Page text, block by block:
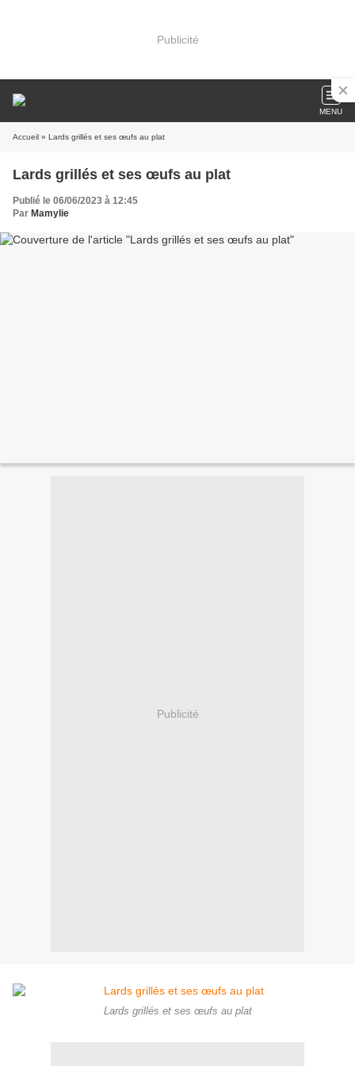
Publicité
MENU
Accueil » Lards grillés et ses œufs au plat
Lards grillés et ses œufs au plat
Publié le 06/06/2023 à 12:45
Par Mamylie
Publicité
Lards grillés et ses œufs au plat